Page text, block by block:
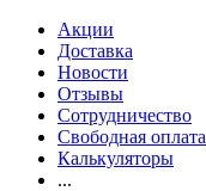
Акции
Доставка
Новости
Отзывы
Сотрудничество
Свободная оплата
Калькуляторы
...